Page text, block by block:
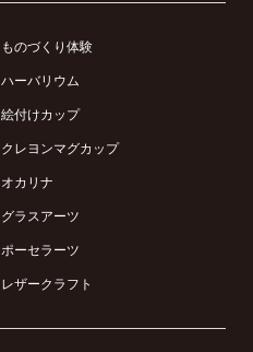
ものづくり体験
ハーバリウム
絵付けカップ
クレヨンマグカップ
オカリナ
グラスアーツ
ポーセラーツ
レザークラフト